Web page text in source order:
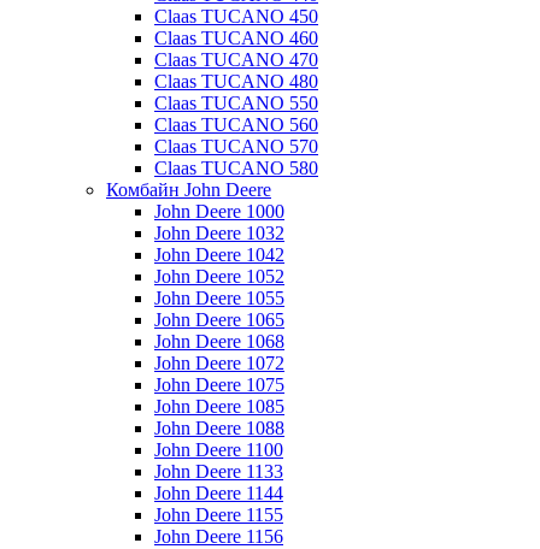
Claas TUCANO 450
Claas TUCANO 460
Claas TUCANO 470
Claas TUCANO 480
Claas TUCANO 550
Claas TUCANO 560
Claas TUCANO 570
Claas TUCANO 580
Комбайн John Deere
John Deere 1000
John Deere 1032
John Deere 1042
John Deere 1052
John Deere 1055
John Deere 1065
John Deere 1068
John Deere 1072
John Deere 1075
John Deere 1085
John Deere 1088
John Deere 1100
John Deere 1133
John Deere 1144
John Deere 1155
John Deere 1156